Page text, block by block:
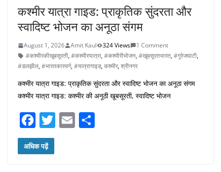
कश्मीर यात्रा गाइड: प्राकृतिक सुंदरता और
स्वादिष्ट भोजन का अनूठा संगम
August 1, 2026 Amit Kaul 324 Views
1 Comment
#कश्मीरकीखूबसूरती,#कश्मीरयात्रा,#कश्मीरीभोजन,#खूबसूरतभारत,#गुरेजघाटी,
#डलझील,#भारतकास्वर्ग,#यात्रागाइड,कश्मीर,श्रीनगर
कश्मीर यात्रा गाइड: प्राकृतिक सुंदरता और स्वादिष्ट भोजन का अनूठा संगम
कश्मीर यात्रा गाइड: कश्मीर की अनूठी खूबसूरती, स्वादिष्ट भोजन
F
a
c
T E
अधिक पढ़ें